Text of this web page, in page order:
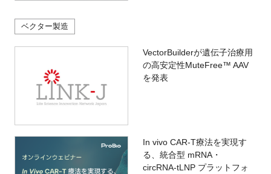
ベクター製造
VectorBuilderが遺伝子治療用
の高安定性MuteFree™ AAV
を発表
In vivo CAR‑T療法を実現す
る、統合型 mRNA・
circRNA‑tLNP プラットフォ